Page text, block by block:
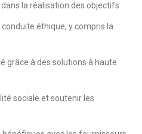
la réalisation des objectifs.
éthique, y compris la
grâce à des solutions à haute
sociale et soutenir les